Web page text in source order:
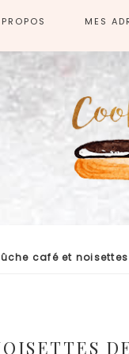
MES
café et